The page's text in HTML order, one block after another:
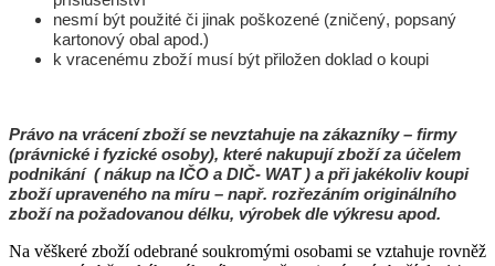
nesmí být použité či jinak poškozené (zničený, popsaný
kartonový obal apod.)
k vracenému zboží musí být přiložen doklad o koupi
Právo na vrácení zboží se nevztahuje na zákazníky – firmy
(právnické i fyzické osoby), které nakupují zboží za účelem
podnikání ( nákup na IČO a DIČ- WAT ) a při jakékoliv koupi
zboží upraveného na míru – např. rozřezáním originálního
zboží na požadovanou délku, výrobek dle výkresu apod.
Na věškeré zboží odebrané soukromými osobami se vztahuje rovněž